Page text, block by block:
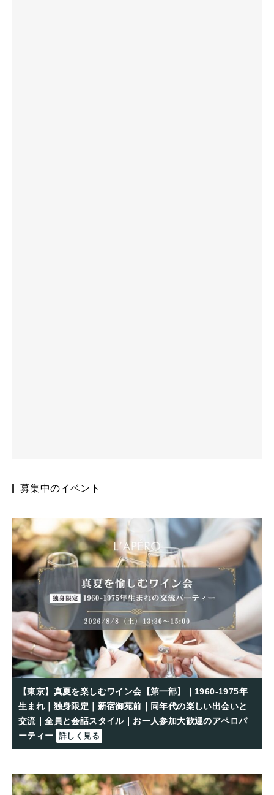
募集中のイベント
【東京】真夏を楽しむワイン会【第一部】｜1960-1975年
生まれ｜独身限定｜新宿御苑前｜同年代の楽しい出会いと
交流｜全員と会話スタイル｜お一人参加大歓迎のアペロパ
ーティー 詳しく見る